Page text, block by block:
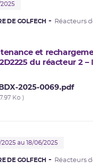
DE GOLFECH
Réacteurs
et
du réacteur 2 –
BDX-2025-0069.pdf
Ko )
au 18/06/2025
DE GOLFECH
Réacteurs